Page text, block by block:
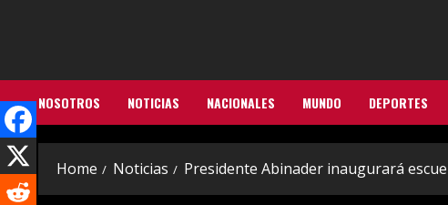
NOSOTROS NOTICIAS NACIONALES MUNDO DEPORTES
Home Noticias Presidente Abinader inaugurará